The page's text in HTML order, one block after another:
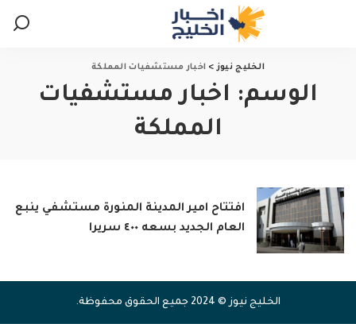
الخليج نيوز> اخبار مستشفيات المملكة
الوسم: اخبار مستشفيات
المملكة
افتتاح امير المدينة المنورة مستشفي ينبع
العام الجديد بسعه ٤٠٠ سريرا
الخليج نيوز © 2024 جميع الحقوق محفوظة.